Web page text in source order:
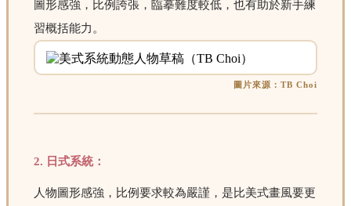
圖形感強，比例誇張，臨摹難度較低，也有助於新手練
習概括能力。
圖片來源：TB Choi
2. 日式系統：
人物圖形感強，比例要求較為嚴謹，是比美式畫風要更